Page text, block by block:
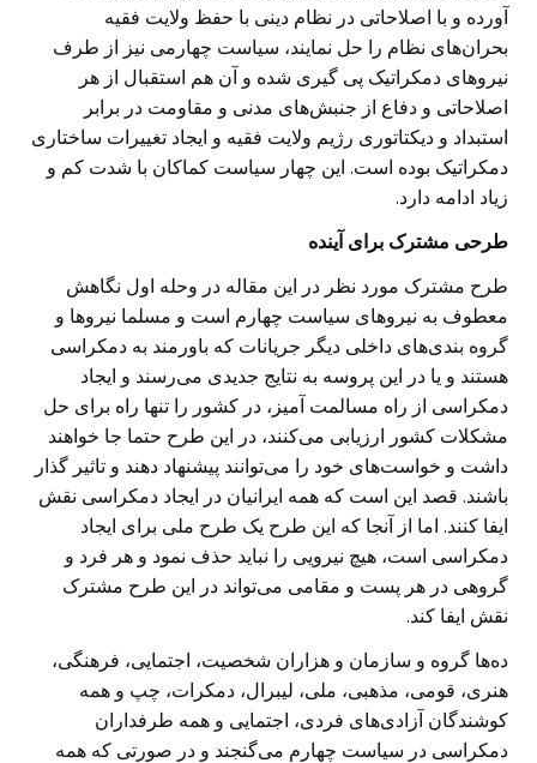
آورده و با اصلاحاتی در نظام دینی با حفظ ولایت فقیه
بحران‌های نظام را حل نمایند، سیاست چهارمی نیز از طرف
نیروهای دمکراتیک پی گیری شده و آن هم استقبال از هر
اصلاحاتی و دفاع از جنبش‌های مدنی و مقاومت در برابر
استبداد و دیکتاتوری رژیم ولایت فقیه و ایجاد تغییرات ساختاری
دمکراتیک بوده است. این چهار سیاست کماکان با شدت کم و
زیاد ادامه دارد.
طرحی مشترک برای آینده
طرح مشترک مورد نظر در این مقاله در وحله اول نگاهش
معطوف به نیروهای سیاست چهارم است و مسلما نیرو‌ها و
گروه بندی‌های داخلی دیگر جریانات که باورمند به دمکراسی
هستند و یا در این پروسه به نتایج جدیدی می‌رسند و ایجاد
دمکراسی از راه مسالمت آمیز، در کشور را تنها راه برای حل
مشکلات کشور ارزیابی می‌کنند، در این طرح حتما جا خواهند
داشت و خواست‌های خود را می‌توانند پیشنهاد دهند و تاثیر گذار
باشند. قصد این است که همه ایرانیان در ایجاد دمکراسی نقش
ایفا کنند. اما از آنجا که این طرح یک طرح ملی برای ایجاد
دمکراسی است، هیچ نیرویی را نباید حذف نمود و هر فرد و
گروهی در هر پست و مقامی می‌تواند در این طرح مشترک
نقش ایفا کند.
ده‌ها گروه و سازمان و هزاران شخصیت، اجتمایی، فرهنگی،
هنری، قومی، مذهبی، ملی، لیبرال، دمکرات، چپ و همه
کوشندگان آزادی‌های فردی، اجتمایی و همه طرفداران
دمکراسی در سیاست چهارم می‌گنجند و در صورتی که همه